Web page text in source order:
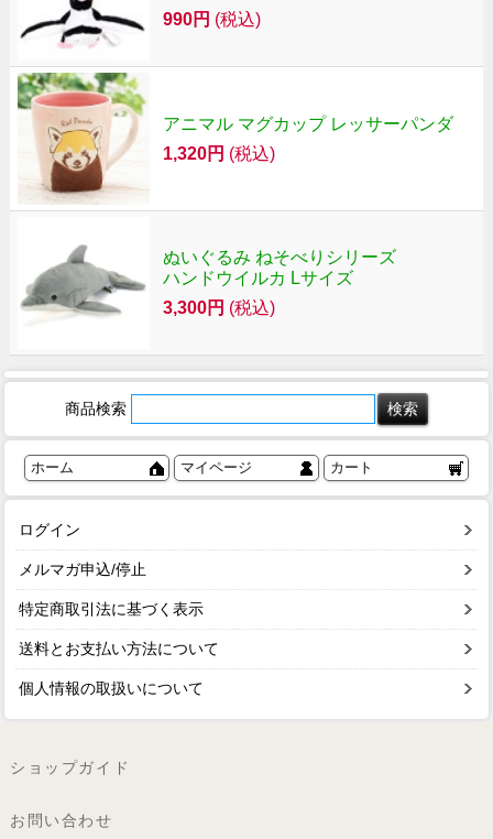
990円 (税込)
アニマル マグカップ レッサーパンダ
1,320円 (税込)
ぬいぐるみ ねそべりシリーズ
ハンドウイルカ Lサイズ
3,300円 (税込)
商品検索
ホーム マイページ カート
ログイン
メルマガ申込/停止
特定商取引法に基づく表示
送料とお支払い方法について
個人情報の取扱いについて
ショップガイド
お問い合わせ